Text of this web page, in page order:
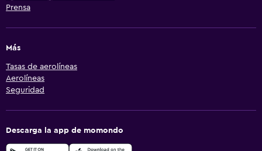
Prensa
Más
Tasas de aerolíneas
Aerolíneas
Seguridad
Descarga la app de momondo